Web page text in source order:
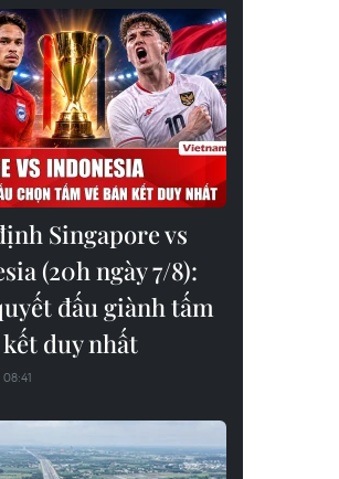
Singapore vs
(20h ngày 7/8):
đấu giành tấm
duy nhất